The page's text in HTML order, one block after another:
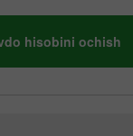
hisobini ochish